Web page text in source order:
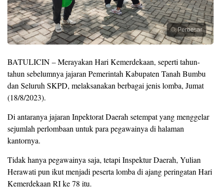
Perbesar
BATULICIN – Merayakan Hari Kemerdekaan, seperti tahun-
tahun sebelumnya jajaran Pemerintah Kabupaten Tanah Bumbu
dan Seluruh SKPD, melaksanakan berbagai jenis lomba, Jumat
(18/8/2023).
Di antaranya jajaran Inpektorat Daerah setempat yang menggelar
sejumlah perlombaan untuk para pegawainya di halaman
kantornya.
Tidak hanya pegawainya saja, tetapi Inspektur Daerah, Yulian
Herawati pun ikut menjadi peserta lomba di ajang peringatan Hari
Kemerdekaan RI ke 78 itu.